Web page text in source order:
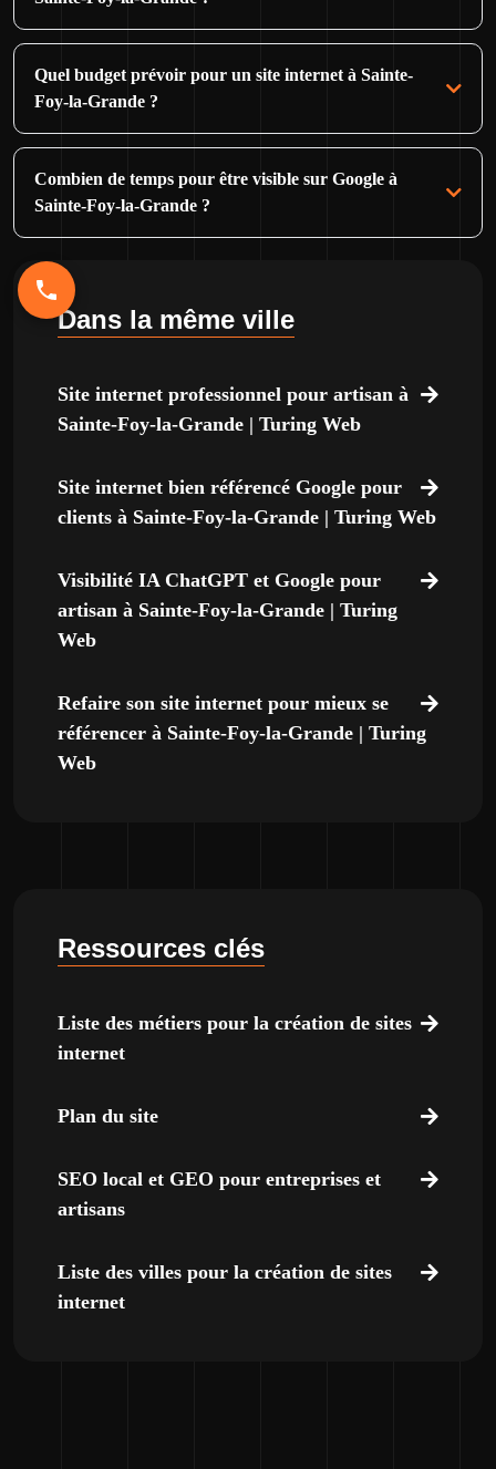
Quel budget prévoir pour un site internet à Sainte-
Foy-la-Grande ?
Combien de temps pour être visible sur Google à
Sainte-Foy-la-Grande ?
Dans la même ville
Site internet professionnel pour artisan à
Sainte-Foy-la-Grande | Turing Web
Site internet bien référencé Google pour
clients à Sainte-Foy-la-Grande | Turing Web
Visibilité IA ChatGPT et Google pour
artisan à Sainte-Foy-la-Grande | Turing
Web
Refaire son site internet pour mieux se
référencer à Sainte-Foy-la-Grande | Turing
Web
Ressources clés
Liste des métiers pour la création de sites
internet
Plan du site
SEO local et GEO pour entreprises et
artisans
Liste des villes pour la création de sites
internet